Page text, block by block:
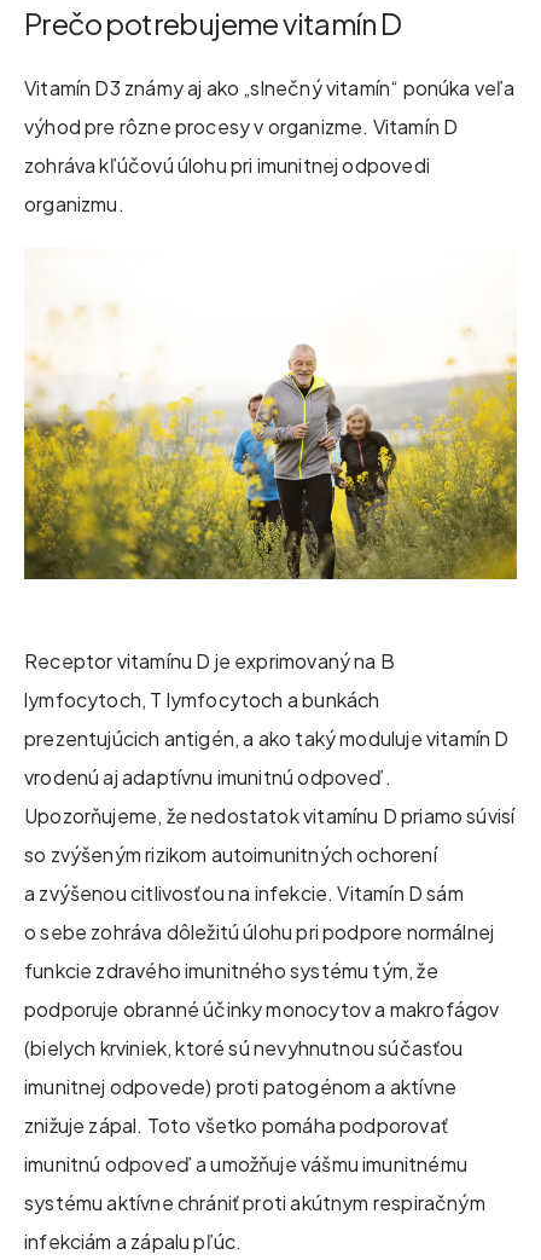
Prečo potrebujeme vitamín D
Vitamín D3 známy aj ako „slnečný vitamín“ ponúka veľa
výhod pre rôzne procesy v organizme. Vitamín D
zohráva kľúčovú úlohu pri imunitnej odpovedi
organizmu.
Receptor vitamínu D je exprimovaný na B
lymfocytoch, T lymfocytoch a bunkách
prezentujúcich antigén, a ako taký moduluje vitamín D
vrodenú aj adaptívnu imunitnú odpoveď.
Upozorňujeme, že nedostatok vitamínu D priamo súvisí
so zvýšeným rizikom autoimunitných ochorení
a zvýšenou citlivosťou na infekcie. Vitamín D sám
o sebe zohráva dôležitú úlohu pri podpore normálnej
funkcie zdravého imunitného systému tým, že
podporuje obranné účinky monocytov a makrofágov
(bielych krviniek, ktoré sú nevyhnutnou súčasťou
imunitnej odpovede) proti patogénom a aktívne
znižuje zápal. Toto všetko pomáha podporovať
imunitnú odpoveď a umožňuje vášmu imunitnému
systému aktívne chrániť proti akútnym respiračným
infekciám a zápalu pľúc.